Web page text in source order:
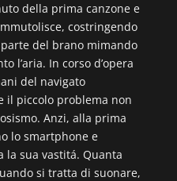
della prima canzone e
costringendo
del brano mimando
l’aria. In corso d’opera
del navigato
il piccolo problema non
Anzi, alla prima
lo smartphone e
sua vastitá. Quanta
si tratta di suonare,